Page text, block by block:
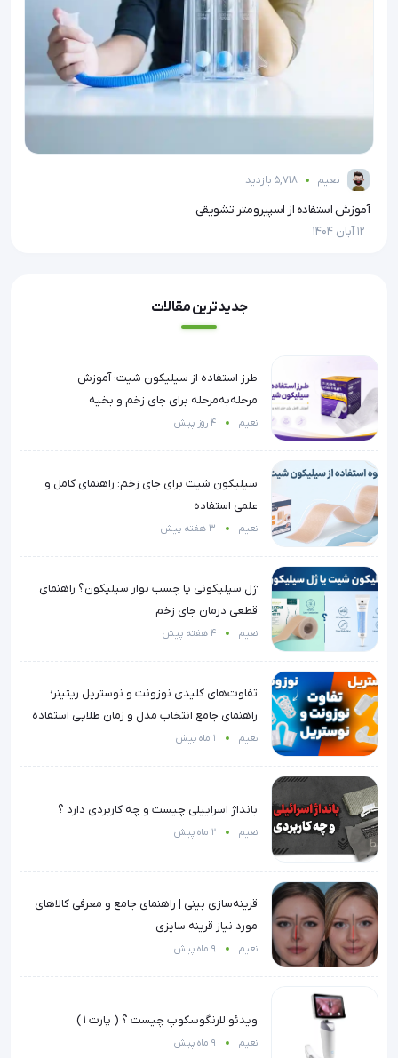
نعیم 5,718 بازدید
آموزش استفاده از اسپیرومتر تشویقی
12 آبان 1404
جدیدترین مقالات
طرز استفاده از سیلیکون شیت؛ آموزش
مرحله‌به‌مرحله برای جای زخم و بخیه
نعیم 4 روز پیش
سیلیکون شیت برای جای زخم: راهنمای کامل و
علمی استفاده
نعیم 3 هفته پیش
ژل سیلیکونی یا چسب نوار سیلیکون؟ راهنمای
قطعی درمان جای زخم
نعیم 4 هفته پیش
تفاوت‌های کلیدی نوزونت و نوستریل ریتینر؛
راهنمای جامع انتخاب مدل و زمان طلایی استفاده
نعیم 1 ماه پیش
بانداژ اسراییلی چیست و چه کاربردی دارد ؟
نعیم 2 ماه پیش
قرینه‌سازی بینی | راهنمای جامع و معرفی کالاهای
مورد نیاز قرینه سایزی
نعیم 9 ماه پیش
ویدئو لارنگوسکوپ چیست ؟ ( پارت ۱ )
نعیم 9 ماه پیش